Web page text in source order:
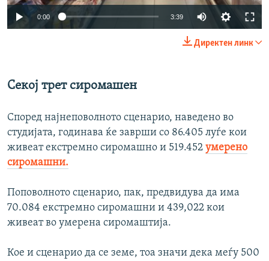
0:00 3:39
1080p
Директен линк
Секој трет сиромашен
Според најнеповолното сценарио, наведено во
студијата, годинава ќе заврши со 86.405 луѓе кои
живеат екстремно сиромашно и 519.452 умерено
сиромашни.
Поповолното сценарио, пак, предвидува да има
70.084 екстремно сиромашни и 439,022 кои
живеат во умерена сиромаштија.
Кое и сценарио да се земе, тоа значи дека меѓу 500